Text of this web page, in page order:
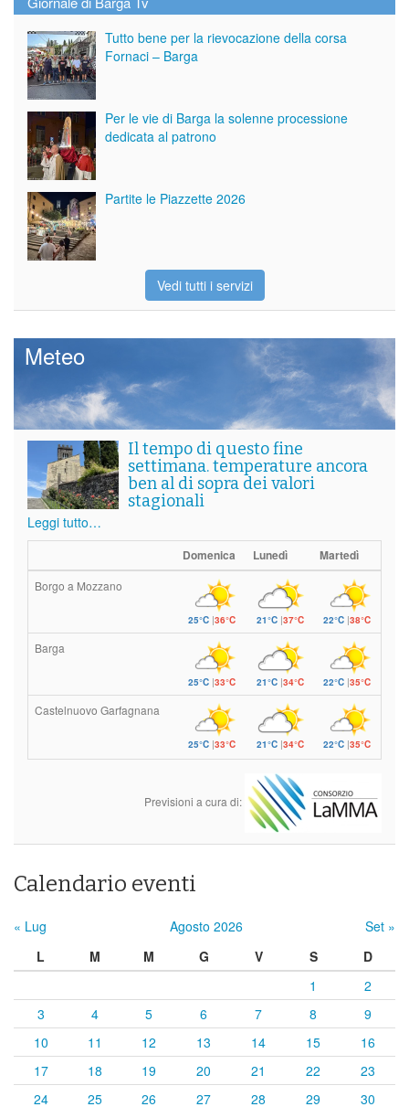
Tutto bene per la rievocazione della corsa
Fornaci – Barga
Per le vie di Barga la solenne processione
dedicata al patrono
Partite le Piazzette 2026
Vedi tutti i servizi
Meteo
Il tempo di questo fine
settimana. temperature ancora
ben al di sopra dei valori
stagionali
Leggi tutto…
Domenica Lunedì Martedì
Borgo a Mozzano
25°C|36°C 21°C|37°C 22°C |38°C
Barga
25°C|33°C 21°C|34°C 22°C |35°C
Castelnuovo Garfagnana
25°C|33°C 21°C|34°C 22°C |35°C
Previsioni a cura di:
Calendario eventi
« Lug Agosto 2026
Set »
L
M M G V S
D
1
2
3
4 5 6 7 8
9
10
11 12 13 14 15
16
17
18 19 20 21 22
23
24
25 26 27 28 29 30